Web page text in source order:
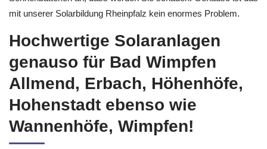
Leistungen offerieren wir Ihnen mit der Photovoltaik und der
mit unserer Solarbildung Rheinpfalz kein enormes Problem.
Hochwertige Solaranlagen
genauso für Bad Wimpfen
Allmend, Erbach, Höhenhöfe,
Hohenstadt ebenso wie